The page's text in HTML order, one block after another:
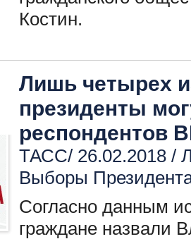
Костин.
Лишь четырех
президенты
респондентов
ТАСС/ 26.02.2018 /
Выборы
Согласно данным
граждане назвали